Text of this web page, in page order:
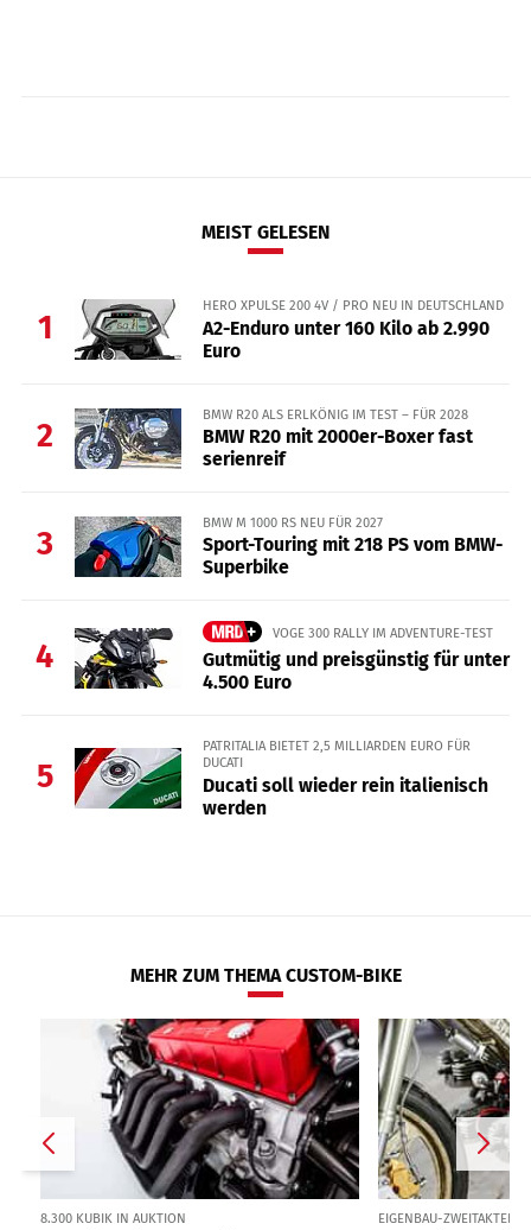
MEIST GELESEN
1
HERO XPULSE 200 4V / PRO NEU IN DEUTSCHLAND
A2-Enduro unter 160 Kilo ab 2.990
Euro
2
BMW R20 ALS ERLKÖNIG IM TEST – FÜR 2028
BMW R20 mit 2000er-Boxer fast
serienreif
3
BMW M 1000 RS NEU FÜR 2027
Sport-Touring mit 218 PS vom BMW-
Superbike
4
VOGE 300 RALLY IM ADVENTURE-TEST
Gutmütig und preisgünstig für unter
4.500 Euro
5
PATRITALIA BIETET 2,5 MILLIARDEN EURO FÜR
DUCATI
Ducati soll wieder rein italienisch
werden
MEHR ZUM THEMA CUSTOM-BIKE
8.300 KUBIK IN AUKTION EIGENBAU-ZWEITAKTER